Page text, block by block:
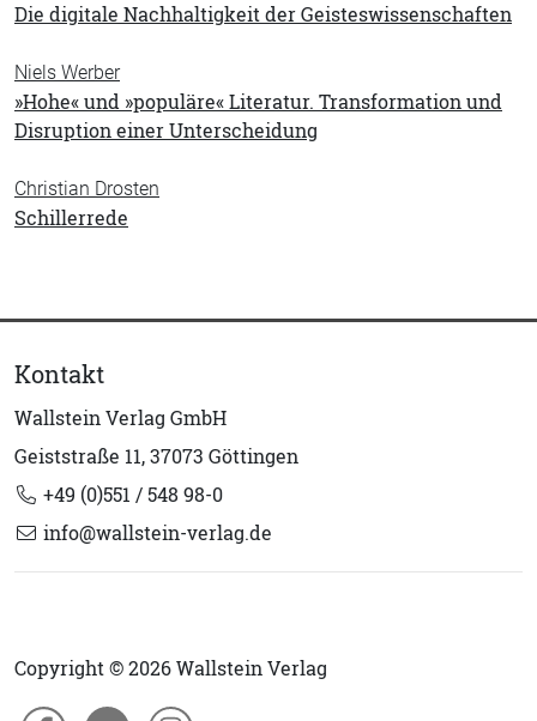
Die digitale Nachhaltigkeit der Geisteswissenschaften
Niels Werber
»Hohe« und »populäre« Literatur. Transformation und
Disruption einer Unterscheidung
Christian Drosten
Schillerrede
Kontakt
Wallstein Verlag GmbH
Geiststraße 11, 37073 Göttingen
+49 (0)551 / 548 98-0
info@wallstein-verlag.de
Copyright © 2026 Wallstein Verlag